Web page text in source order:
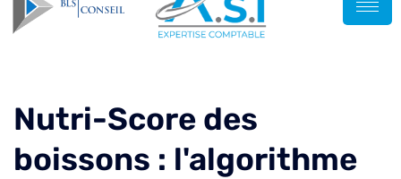
Nutri-Score des
boissons : l'algorithme